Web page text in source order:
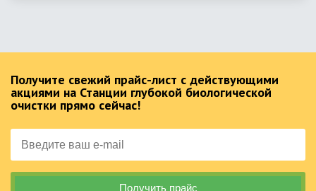
Получите свежий прайс-лист с действующими
акциями на Станции глубокой биологической
очистки прямо сейчас!